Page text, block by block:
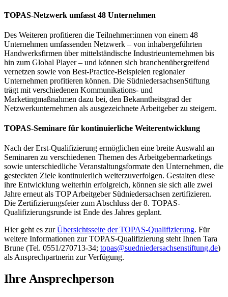
TOPAS-Netzwerk umfasst 48 Unternehmen
Des Weiteren profitieren die Teilnehmer:innen von einem 48
Unternehmen umfassenden Netzwerk – von inhabergeführten
Handwerksfirmen über mittelständische Industrieunternehmen bis
hin zum Global Player – und können sich branchenübergreifend
vernetzen sowie von Best-Practice-Beispielen regionaler
Unternehmen profitieren können. Die SüdniedersachsenStiftung
trägt mit verschiedenen Kommunikations- und
Marketingmaßnahmen dazu bei, den Bekanntheitsgrad der
Netzwerkunternehmen als ausgezeichnete Arbeitgeber zu steigern.
TOPAS-Seminare für kontinuierliche Weiterentwicklung
Nach der Erst-Qualifizierung ermöglichen eine breite Auswahl an
Seminaren zu verschiedenen Themen des Arbeitgebermarketings
sowie unterschiedliche Veranstaltungsformate den Unternehmen, die
gesteckten Ziele kontinuierlich weiterzuverfolgen. Gestalten diese
ihre Entwicklung weiterhin erfolgreich, können sie sich alle zwei
Jahre erneut als TOP Arbeitgeber Südniedersachsen zertifizieren.
Die Zertifizierungsfeier zum Abschluss der 8. TOPAS-
Qualifizierungsrunde ist Ende des Jahres geplant.
Hier geht es zurÜbersichtsseite der TOPAS-Qualifizierung. Für
weitere Informationen zur TOPAS-Qualifizierung steht Ihnen Tara
Brune (Tel. 0551/270713-34; topas@suedniedersachsenstiftung.de)
als Ansprechpartnerin zur Verfügung.
Ihre Ansprechperson